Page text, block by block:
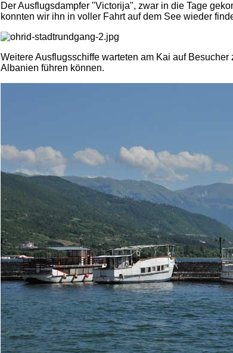
Der Ausflugsdampfer "Victorija", zwar in die Tage
konnten wir ihn in voller Fahrt auf dem See wieder
Weitere Ausflugsschiffe warteten am Kai auf
Albanien führen können.